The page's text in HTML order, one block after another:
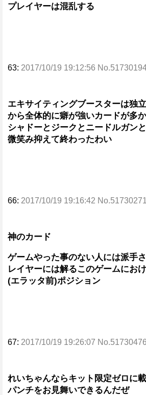
プレイヤーは混乱する
63: 2017/10/19 19:12:56
エキサイティングブースターは独
から全体的に癖が強いカードが多
シャドーとジークとニードルガン
微笑み抑えて終わったわい
66: 2017/10/19 19:16:42
神のカード
ゲームやった事のない人には派手
レイヤーには解るこのゲームにお
(エラッタ前)ポジション
67: 2017/10/19 19:26:07
れいちゃんならキット限定ゼロに
パンチをお見舞いできるんだぜ